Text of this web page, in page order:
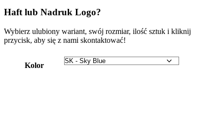
Haft lub Nadruk Logo?
Wybierz ulubiony wariant, swój rozmiar, ilość sztuk i kliknij
przycisk, aby się z nami skontaktować!
Kolor